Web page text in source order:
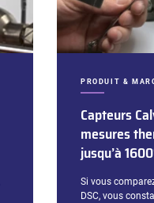
Capteurs
mesures
jusqu’à
CATÉGORIES :
PRODUIT &
Extrait :
Si vous
DSC, vous